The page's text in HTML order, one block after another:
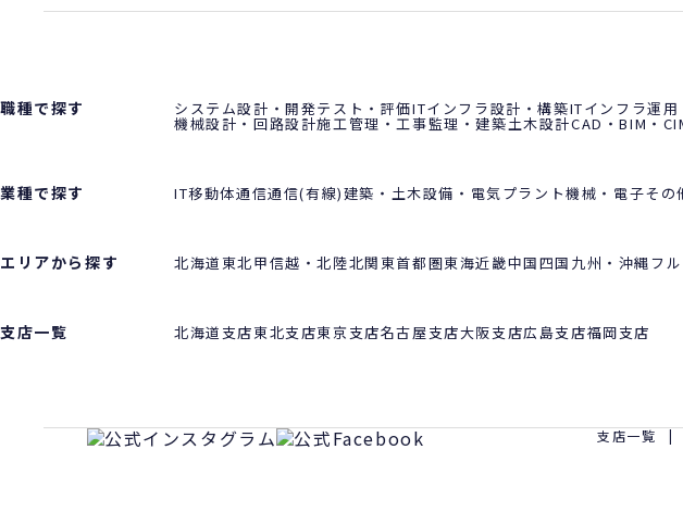
職種で探す システム設計・開発テスト・評価ITインフラ設計・構築ITインフラ運
機械設計・回路設計施工管理・工事監理・建築土木設計CAD・BIM・
業種で探す IT移動体通信通信(有線)建築・土木設備・電気プラント機械・電子その
エリアから探す 北海道 東北甲信越・北陸北関東首都圏東海近畿中国四国 九州・沖縄フ
支店一覧 北海道支店東北支店東京支店名古屋支店大阪支店広島支店福岡支店
支店一覧